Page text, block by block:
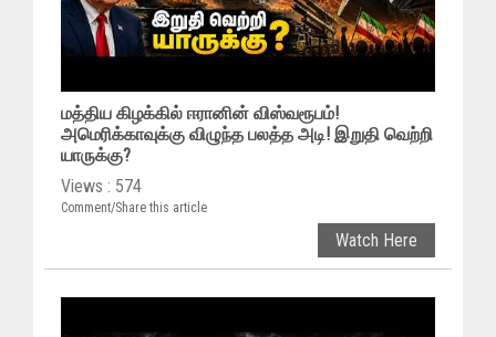
மத்திய கிழக்கில் ஈரானின் விஸ்வரூபம்!
அமெரிக்காவுக்கு விழுந்த பலத்த அடி! இறுதி வெற்றி
யாருக்கு?
Views : 574
Comment/Share this article
Watch Here